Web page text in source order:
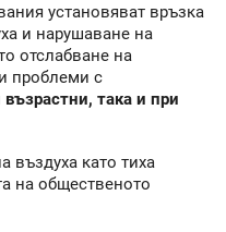
установяват връзка
и нарушаване на
отслабване на
проблеми с
възрастни, така и при
въздуха като тиха
на общественото